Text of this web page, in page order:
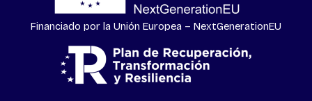
Financiado por la Unión Europea – NextGenerationEU